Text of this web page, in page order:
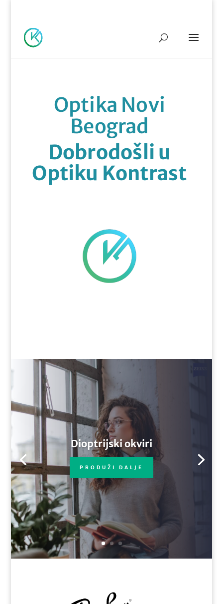
Optika Novi
Beograd
Dobrodošli u
Optiku Kontrast
Dioptrijski okviri
PRODUŽI DALJE